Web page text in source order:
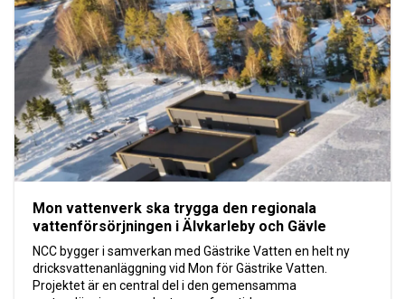
Mon vattenverk ska trygga den regionala
vattenförsörjningen i Älvkarleby och Gävle
NCC bygger i samverkan med Gästrike Vatten en helt ny
dricksvattenanläggning vid Mon för Gästrike Vatten.
Projektet är en central del i den gemensamma